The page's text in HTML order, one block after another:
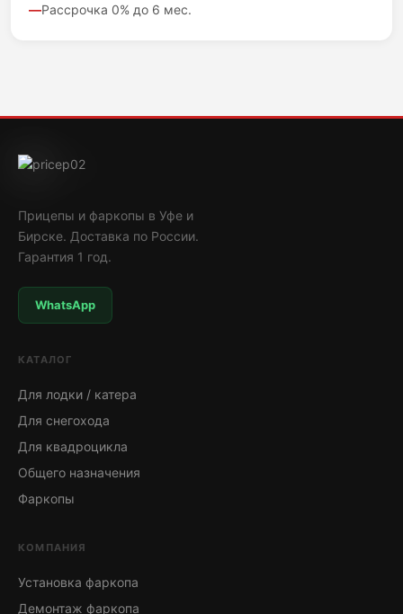
Рассрочка 0% до 6 мес.
Прицепы и фаркопы в Уфе и
Бирске. Доставка по России.
Гарантия 1 год.
WhatsApp
КАТАЛОГ
Для лодки / катера
Для снегохода
Для квадроцикла
Общего назначения
Фаркопы
КОМПАНИЯ
Установка фаркопа
Демонтаж фаркопа